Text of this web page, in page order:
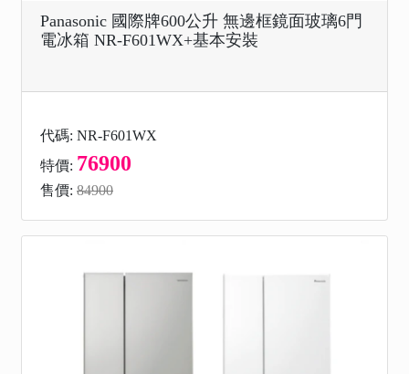
Panasonic 國際牌600公升 無邊框鏡面玻璃6門
電冰箱 NR-F601WX+基本安裝
代碼: NR-F601WX
特價: 76900
售價: 84900